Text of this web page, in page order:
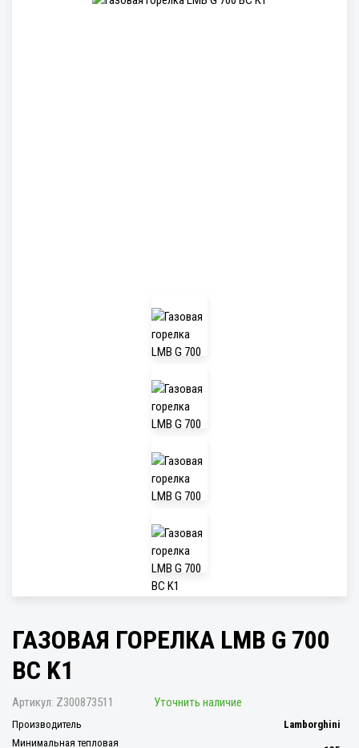
ГАЗОВАЯ ГОРЕЛКА LMB G 700
BC K1
Артикул: Z300873511 Уточнить наличие
Производитель
Lamborghini
Минимальная тепловая